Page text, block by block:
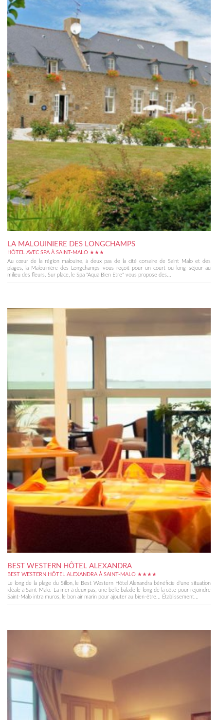
LA MALOUINIERE DES LONGCHAMPS
HÔTEL AVEC SPA À SAINT-MALO ★★★
Au cœur de la région malouine, à deux pas de la cité corsaire de Saint Malo et des
plages, la Malouinière des Longchamps vous reçoit pour un court ou long séjour au
milieu des fleurs. Sur place, le Spa "Aqua Bien Etre" vous propose des...
BEST WESTERN HÔTEL ALEXANDRA
BEST WESTERN HÔTEL ALEXANDRA À SAINT-MALO ★★★★
Le long de la plage du Sillon, le Best Western Hôtel Alexandra bénéficie d'une situation
idéale à Saint-Malo. La mer à deux pas, une belle balade le long de la côte pour rejoindre
Saint-Malo intra muros, le bon air marin pour ajouter au bien-être... Établissement...